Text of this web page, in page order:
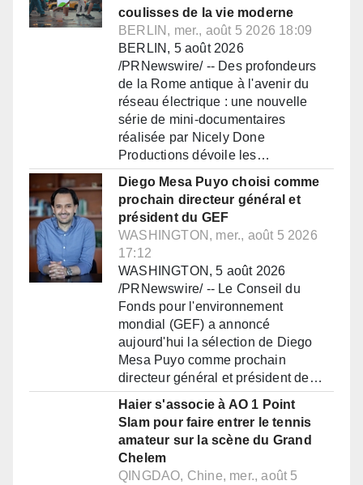
coulisses de la vie moderne
BERLIN, mer., août 5 2026 18:09
BERLIN, 5 août 2026
/PRNewswire/ -- Des profondeurs
de la Rome antique à l'avenir du
réseau électrique : une nouvelle
série de mini-documentaires
réalisée par Nicely Done
Productions dévoile les…
Diego Mesa Puyo choisi comme
prochain directeur général et
président du GEF
WASHINGTON, mer., août 5 2026
17:12
WASHINGTON, 5 août 2026
/PRNewswire/ -- Le Conseil du
Fonds pour l'environnement
mondial (GEF) a annoncé
aujourd'hui la sélection de Diego
Mesa Puyo comme prochain
directeur général et président de…
Haier s'associe à AO 1 Point
Slam pour faire entrer le tennis
amateur sur la scène du Grand
Chelem
QINGDAO, Chine, mer., août 5